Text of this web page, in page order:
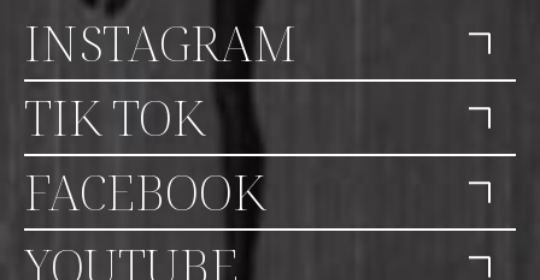
INSTAGRAM
TIK TOK
FACEBOOK
YOUTUBE